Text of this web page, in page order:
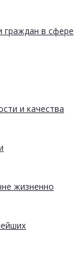
граждан в сфере
и качества
жизненно